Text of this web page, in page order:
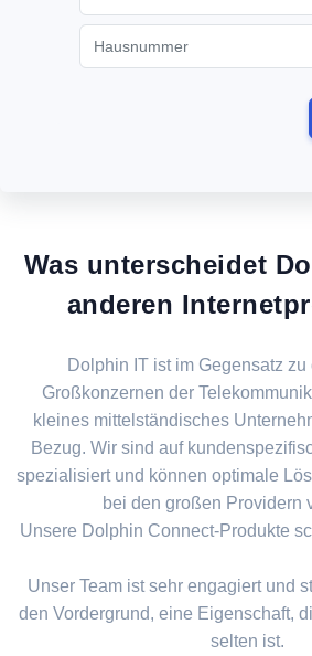
Was unterscheidet
anderen
Dolphin IT ist im Gegensatz
Großkonzernen der
kleines mittelständisches
Bezug. Wir sind auf
spezialisiert und können optimale
bei den großen Providern
Unsere Dolphin Connect-Produkte
Unser Team ist sehr engagiert und
den Vordergrund, eine Eigenschaft,
selten ist.